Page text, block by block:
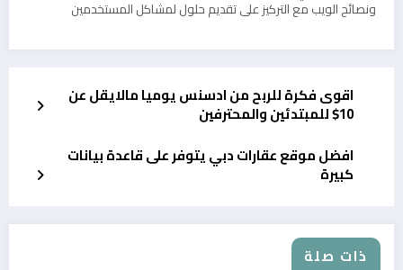
ونصائح الويب مع التركيز على تقديم حلول لمشاكل المستخدمين
اقوى فكرة للربح من ادسنس يوميا مالايقل عن
10$ للمبتدئين والمحترفين
افضل موقع عقارات دبي يتوفر على قاعدة بيانات
كبيرة
ذات صلة